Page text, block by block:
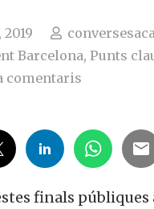
Barcelona,Punts
comentaris
finals públiques